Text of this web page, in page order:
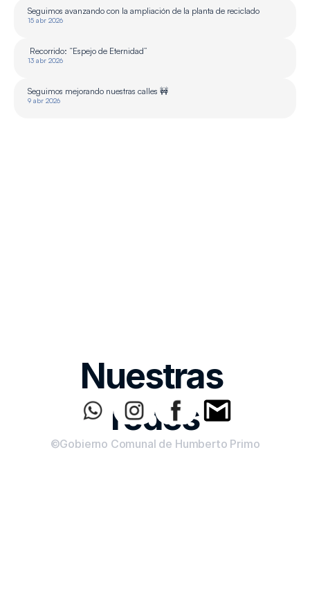
Seguimos avanzando con la ampliación de la planta de reciclado
15 abr 2026
Recorrido: “Espejo de Eternidad”
13 abr 2026
Seguimos mejorando nuestras calles 🚧
9 abr 2026
Nuestras
redes
©Gobierno Comunal de Humberto Primo